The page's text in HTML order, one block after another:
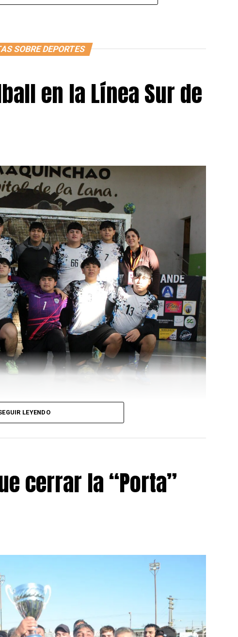
SOBRE DEPORTES
en la Línea Sur de
LEYENDO
cerrar la “Porta”